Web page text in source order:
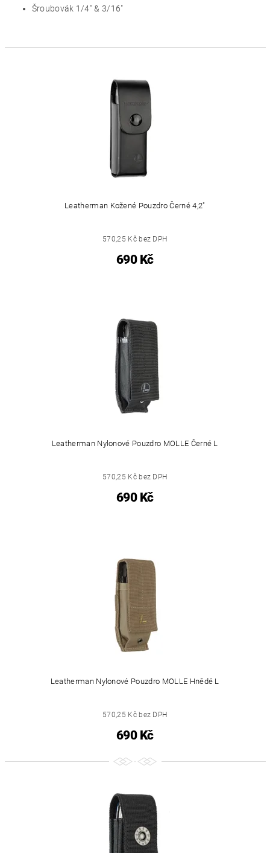
Šroubovák 1/4" & 3/16"
Leatherman Kožené Pouzdro Černé 4,2"
570,25 Kč bez DPH
690 Kč
Leatherman Nylonové Pouzdro MOLLE Černé L
570,25 Kč bez DPH
690 Kč
Leatherman Nylonové Pouzdro MOLLE Hnědé L
570,25 Kč bez DPH
690 Kč